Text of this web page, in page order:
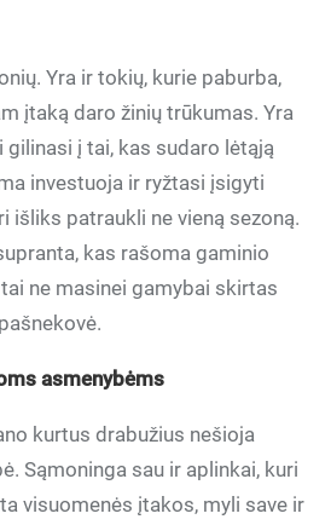
Yra ir tokių, kurie paburba,
įtaką daro žinių trūkumas. Yra
gilinasi į tai, kas sudaro lėtąją
investuoja ir ryžtasi įsigyti
išliks patraukli ne vieną sezoną.
kas rašoma gaminio
ne masinei gamybai skirtas
asmenybėms
kurtus drabužius nešioja
Sąmoninga sau ir aplinkai, kuri
visuomenės įtakos, myli save ir